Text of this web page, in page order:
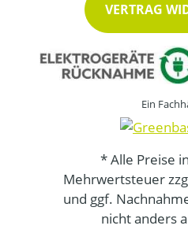
VERTRAG
Ein
* Alle Preise
Mehrwertsteuer
und ggf.
nicht anders